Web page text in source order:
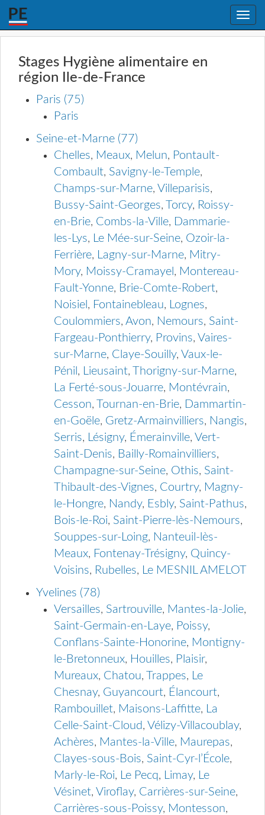
Toggle
Stages Hygiène alimentaire en
région Ile-de-France
Paris (75)
Paris
Seine-et-Marne (77)
Chelles, Meaux, Melun, Pontault-
Combault, Savigny-le-Temple,
Champs-sur-Marne, Villeparisis,
Bussy-Saint-Georges, Torcy, Roissy-
en-Brie, Combs-la-Ville, Dammarie-
les-Lys, Le Mée-sur-Seine, Ozoir-la-
Ferrière, Lagny-sur-Marne, Mitry-
Mory, Moissy-Cramayel , Montereau-
Fault-Yonne, Brie-Comte-Robert,
Noisiel , Fontainebleau, Lognes,
Coulommiers, Avon, Nemours, Saint-
Fargeau-Ponthierry, Provins, Vaires-
sur-Marne, Claye-Souilly, Vaux-le-
Pénil , Lieusaint, Thorigny-sur-Marne,
La Ferté-sous-Jouarre, Montévrain,
Cesson, Tournan-en-Brie, Dammartin-
en-Goële, Gretz-Armainvilliers, Nangis,
Serris, Lésigny, Émerainville, Vert-
Saint-Denis, Bailly-Romainvilliers,
Champagne-sur-Seine, Othis, Saint-
Thibault-des-Vignes, Courtry, Magny-
le-Hongre, Nandy, Esbly, Saint-Pathus,
Bois-le-Roi, Saint-Pierre-lès-Nemours,
Souppes-sur-Loing, Nanteuil-lès-
Meaux, Fontenay-Trésigny, Quincy-
Voisins, Rubelles, Le MESNIL AMELOT
Yvelines (78)
Versailles, Sartrouville, Mantes-la-Jolie,
Saint-Germain-en-Laye, Poissy,
Conflans-Sainte-Honorine, Montigny-
le-Bretonneux, Houilles, Plaisir,
Mureaux, Chatou, Trappes, Le
Chesnay, Guyancourt, Élancourt,
Rambouillet, Maisons-Laffitte, La
Celle-Saint-Cloud, Vélizy-Villacoublay,
Achères, Mantes-la-Ville, Maurepas,
Clayes-sous-Bois, Saint-Cyr-l’École,
Marly-le-Roi, Le Pecq, Limay, Le
Vésinet, Viroflay, Carrières-sur-Seine,
Carrières-sous-Poissy, Montesson,